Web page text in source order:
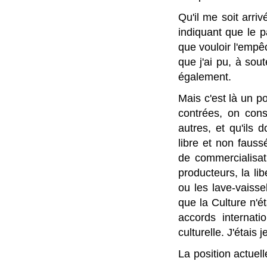
Qu'il me soit
indiquant que le
que vouloir
que j'ai pu, à
également.
Mais c'est là un
contrées, on
autres, et qu'ils
libre et non
de
producteurs, la
ou les lave-
que la Culture
accords
culturelle. J'étais
La position